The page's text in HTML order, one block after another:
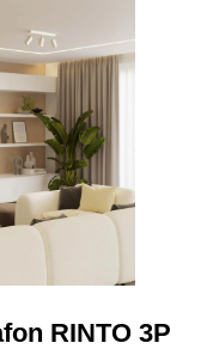
RINTO 3P